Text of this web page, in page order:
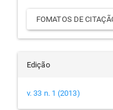
FOMATOS DE
Edição
v. 33 n. 1 (2013)